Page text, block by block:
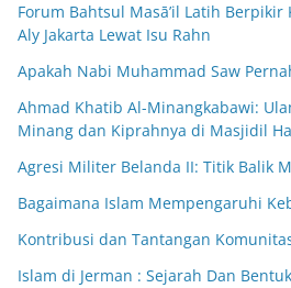
Forum Bahtsul Masā’il Latih
Aly Jakarta Lewat Isu Rahn
Apakah Nabi Muhammad Saw
Ahmad Khatib Al-Minangkabawi:
Minang dan Kiprahnya di Masjidil
Agresi Militer Belanda II: Titik Balik
Bagaimana Islam Mempengaruhi
Kontribusi dan Tantangan
Islam di Jerman : Sejarah Dan